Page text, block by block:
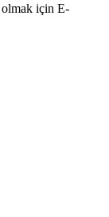
olmak için E-